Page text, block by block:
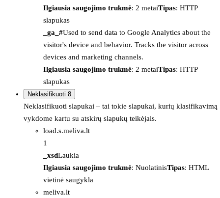
Ilgiausia saugojimo trukmė: 2 metaiTipas: HTTP
slapukas
_ga_#Used to send data to Google Analytics about the
visitor's device and behavior. Tracks the visitor across
devices and marketing channels.
Ilgiausia saugojimo trukmė: 2 metaiTipas: HTTP
slapukas
Neklasifikuoti 8
Neklasifikuoti slapukai – tai tokie slapukai, kurių klasifikavimą
vykdome kartu su atskirų slapukų teikėjais.
load.s.meliva.lt
1
_xsdLaukia
Ilgiausia saugojimo trukmė: NuolatinisTipas: HTML
vietinė saugykla
meliva.lt